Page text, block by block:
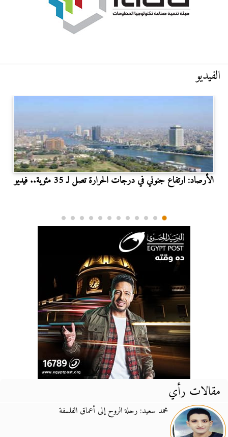
الفيديو
الأرصاد: ارتفاع جنوني في درجات الحرارة تصل لـ 35 مئوية.. فيديو
مقالات رأي
محمد سعيد: رحلة الروح إلى أعماق الفلسفة